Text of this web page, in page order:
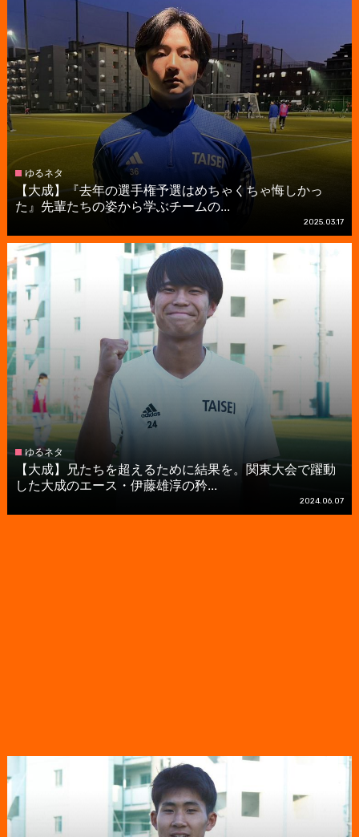
ゆるネタ
【大成】『去年の選手権予選はめちゃくちゃ悔しかっ
た』先輩たちの姿から学ぶチームの...
2025.03.17
ゆるネタ
【大成】兄たちを超えるために結果を。関東大会で躍動
した大成のエース・伊藤雄淳の矜...
2024.06.07